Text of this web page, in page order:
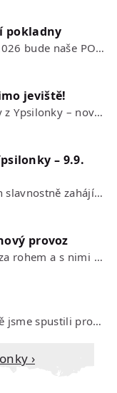
pokladny
Milí diváci! V termínu 27.7. až 31.7. 2026 bude naše POKLADNA z technických…
jeviště!
Připravili jsme pro vás Letní podcasty z Ypsilonky – novou sérii rozhovorů s…
– 9.9.
Ve středu 9. září 2026 ve 12.00 hodin slavnostně zahájíme novou divadelní…
provoz
Milí diváci! Divadelní prázdniny jsou za rohem a s nimi se mění i otevírací…
Máme pro vás skvělou zprávu – právě jsme spustili prodej vstupenek na říjen…
›